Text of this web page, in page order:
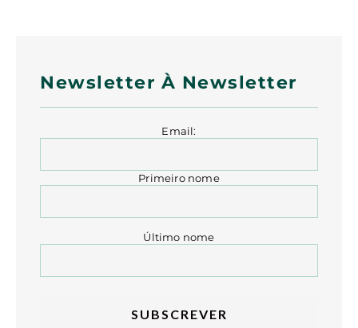
Newsletter À Newsletter
Email:
Primeiro nome
Último nome